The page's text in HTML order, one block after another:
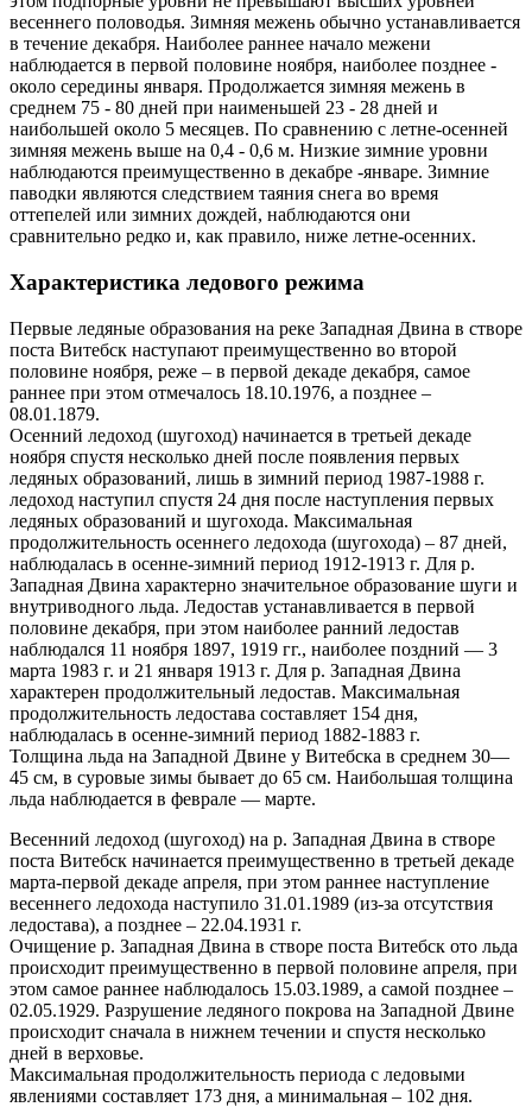
весеннего половодья. Зимняя межень обычно устанавливается
в течение декабря. Наиболее раннее начало межени
наблюдается в первой половине ноября, наиболее позднее -
около середины января. Продолжается зимняя межень в
среднем 75 - 80 дней при наименьшей 23 - 28 дней и
наибольшей около 5 месяцев. По сравнению с летне-осенней
зимняя межень выше на 0,4 - 0,6 м. Низкие зимние уровни
наблюдаются преимущественно в декабре -январе. Зимние
паводки являются следствием таяния снега во время
оттепелей или зимних дождей, наблюдаются они
сравнительно редко и, как правило, ниже летне-осенних.
Характеристика ледового режима
Первые ледяные образования на реке Западная Двина в створе
поста Витебск наступают преимущественно во второй
половине ноября, реже – в первой декаде декабря, самое
раннее при этом отмечалось 18.10.1976, а позднее –
08.01.1879.
Осенний ледоход (шугоход) начинается в третьей декаде
ноября спустя несколько дней после появления первых
ледяных образований, лишь в зимний период 1987-1988 г.
ледоход наступил спустя 24 дня после наступления первых
ледяных образований и шугохода. Максимальная
продолжительность осеннего ледохода (шугохода) – 87 дней,
наблюдалась в осенне-зимний период 1912-1913 г. Для р.
Западная Двина характерно значительное образование шуги и
внутриводного льда. Ледостав устанавливается в первой
половине декабря, при этом наиболее ранний ледостав
наблюдался 11 ноября 1897, 1919 гг., наиболее поздний — 3
марта 1983 г. и 21 января 1913 г. Для р. Западная Двина
характерен продолжительный ледостав. Максимальная
продолжительность ледостава составляет 154 дня,
наблюдалась в осенне-зимний период 1882-1883 г.
Толщина льда на Западной Двине у Витебска в среднем 30—
45 см, в суровые зимы бывает до 65 см. Наибольшая толщина
льда наблюдается в феврале — марте.
Весенний ледоход (шугоход) на р. Западная Двина в створе
поста Витебск начинается преимущественно в третьей декаде
марта-первой декаде апреля, при этом раннее наступление
весеннего ледохода наступило 31.01.1989 (из-за отсутствия
ледостава), а позднее – 22.04.1931 г.
Очищение р. Западная Двина в створе поста Витебск ото льда
происходит преимущественно в первой половине апреля, при
этом самое раннее наблюдалось 15.03.1989, а самой позднее –
02.05.1929. Разрушение ледяного покрова на Западной Двине
происходит сначала в нижнем течении и спустя несколько
дней в верховье.
Максимальная продолжительность периода с ледовыми
явлениями составляет 173 дня, а минимальная – 102 дня.